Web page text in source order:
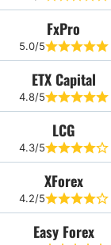
FxPro
5.0/5
ETX Capital
4.8/5
LCG
4.3/5
XForex
4.2/5
Easy Forex